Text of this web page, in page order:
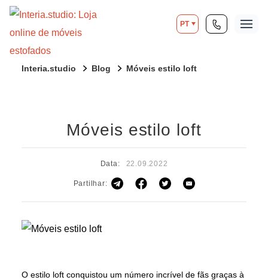
PT
Interia.studio Blog Móveis estilo loft
Móveis estilo loft
Partilhar:
Data: 22.09.2022
O estilo loft conquistou um número incrível de fãs graças à